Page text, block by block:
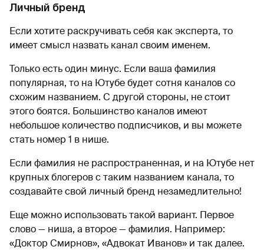
Личный бренд
Если хотите раскручивать себя как эксперта, то
имеет смысл назвать канал своим именем.
Только есть один минус. Если ваша фамилия
популярная, то на Ютубе будет сотня каналов со
схожим названием. С другой стороны, не стоит
этого боятся. Большинство каналов имеют
небольшое количество подписчиков, и вы можете
стать номер 1 в нише.
Если фамилия не распространенная, и на Ютубе нет
крупных блогеров с таким названием канала, то
создавайте свой личный бренд незамедлительно!
Еще можно использовать такой вариант. Первое
слово — ниша, а второе — фамилия. Например:
«Доктор Смирнов», «Адвокат Иванов» и так далее.